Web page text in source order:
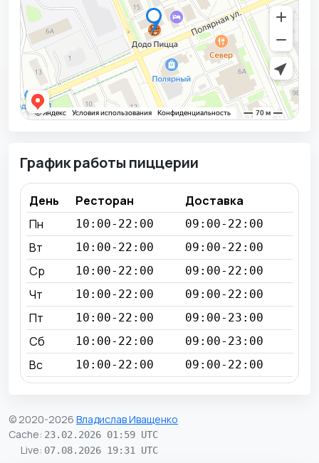
График работы пиццерии
День Ресторан
Доставка
Пн
10:00-22:00 09:00-22:00
Вт 10:00-22:00 09:00-22:00
Ср 10:00-22:00 09:00-22:00
Чт 10:00-22:00 09:00-22:00
Пт 10:00-22:00 09:00-23:00
Сб 10:00-22:00 09:00-23:00
Вс 10:00-22:00 09:00-22:00
© 2020-2026 Владислав Иващенко
Cache: 23.02.2026 01:59 UTC
Live: 07.08.2026 19:31 UTC